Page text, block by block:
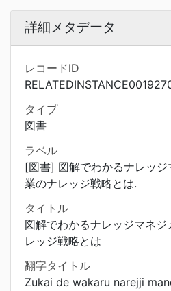
詳細メタデータ
レコードID
タイプ
図書
ラベル
[図書] 図解でわかるナレッ
業のナレッジ戦略とは.
タイトル
図解でわかるナレッジマネ
レッジ戦略とは
翻字タイトル
Zukai de wakaru narejji